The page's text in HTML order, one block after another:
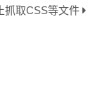
抓取CSS等文件